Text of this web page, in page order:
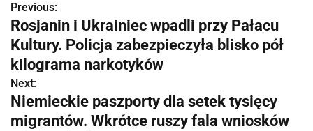
N
a
w
i
g
Previous:
Rosjanin i Ukrainiec wpadli przy Pałacu
Kultury. Policja zabezpieczyła blisko pół
kilograma narkotyków
Next:
Niemieckie paszporty dla setek tysięcy
migrantów. Wkrótce ruszy fala wniosków